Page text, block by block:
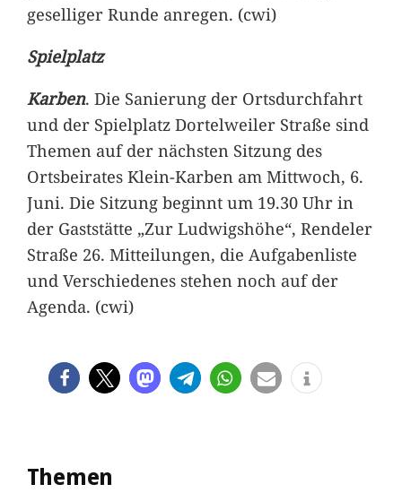
geselliger Runde anregen. (cwi)
Spielplatz
Karben. Die Sanierung der Ortsdurchfahrt
und der Spielplatz Dortelweiler Straße sind
Themen auf der nächsten Sitzung des
Ortsbeirates Klein-Karben am Mittwoch, 6.
Juni. Die Sitzung beginnt um 19.30 Uhr in
der Gaststätte „Zur Ludwigshöhe“, Rendeler
Straße 26. Mitteilungen, die Aufgabenliste
und Verschiedenes stehen noch auf der
Agenda. (cwi)
Themen